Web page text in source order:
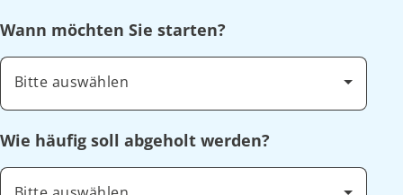
Wann möchten Sie starten?
Bitte auswählen
Wie häufig soll abgeholt werden?